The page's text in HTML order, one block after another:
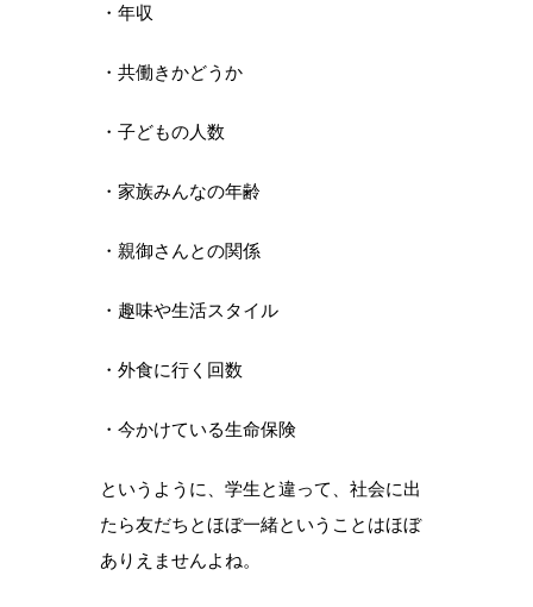
・年収
・共働きかどうか
・子どもの人数
・家族みんなの年齢
・親御さんとの関係
・趣味や生活スタイル
・外食に行く回数
・今かけている生命保険
というように、学生と違って、社会に出
たら友だちとほぼ一緒ということはほぼ
ありえませんよね。